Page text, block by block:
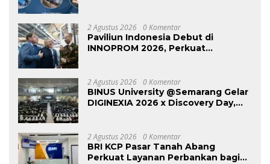
2 Agustus 2026 0 Komentar
Paviliun Indonesia Debut di
INNOPROM 2026, Perkuat
2 Agustus 2026 0 Komentar
BINUS University @Semarang Gelar
DIGINEXIA 2026 x Discovery Day,
2 Agustus 2026 0 Komentar
BRI KCP Pasar Tanah Abang
Perkuat Layanan Perbankan bagi